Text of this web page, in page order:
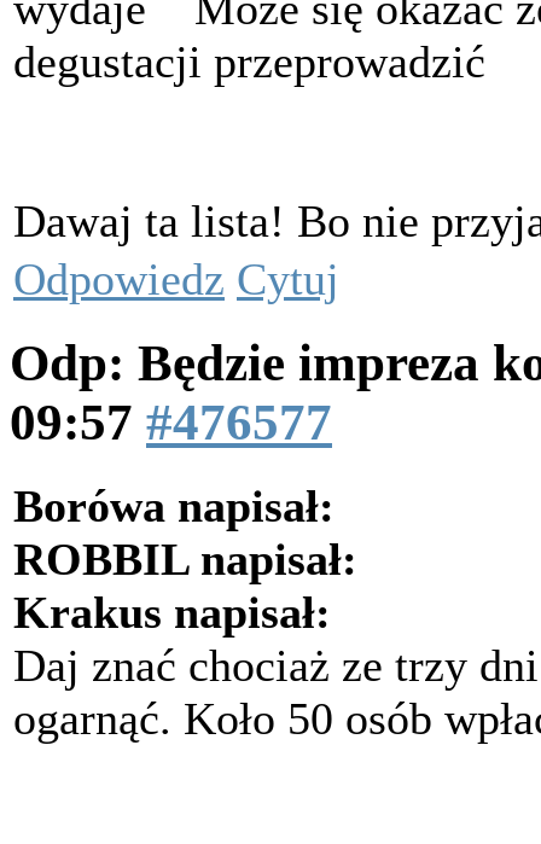
degustacji przeprowadzić
Dawaj ta lista! Bo nie
Odpowiedz Cytuj
Odp: Będzie impreza
09:57 #476577
Borówa napisał:
ROBBIL napisał:
Krakus napisał:
Daj znać chociaż ze trzy
ogarnąć. Koło 50 osób